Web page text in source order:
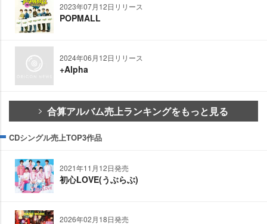
2023年07月12日リリース
POPMALL
2024年06月12日リリース
+Alpha
合算アルバム売上ランキングをもっと見る
CDシングル売上TOP3作品
2021年11月12日発売
初心LOVE(うぶらぶ)
2026年02月18日発売